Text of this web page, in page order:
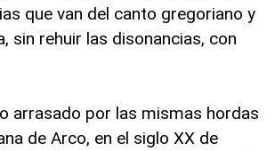
que van del canto gregoriano y
sin rehuir las disonancias, con
arrasado por las mismas hordas
de Arco, en el siglo XX de